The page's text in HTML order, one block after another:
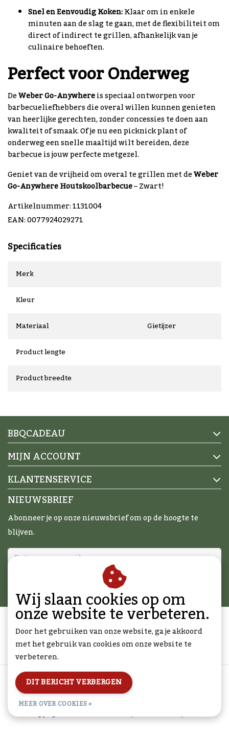
Snel en Eenvoudig Koken:Klaar om in enkele
minuten aan de slag te gaan, met de flexibiliteit om
direct of indirect te grillen, afhankelijk van je
culinaire behoeften.
Perfect voor Onderweg
DeWeber Go-Anywhereis speciaal ontworpen voor
barbecueliefhebbers die overal willen kunnen genieten
van heerlijke gerechten, zonder concessies te doen aan
kwaliteit of smaak. Of je nu een picknick plant of
onderweg een snelle maaltijd wilt bereiden, deze
barbecue is jouw perfecte metgezel.
Geniet van de vrijheid om overal te grillen met deWeber
Go-Anywhere Houtskoolbarbecue– Zwart!
Artikelnummer: 1131004
EAN: 0077924029271
Specificaties
Merk
Kleur
Materiaal
Gietijzer
Product lengte
Product breedte
BBQCADEAU
MIJN ACCOUNT
KLANTENSERVICE
NIEUWSBRIEF
Abonneer je op onze nieuwsbrief om op de hoogte te
blijven.
Algemene voorwaarden | Disclaimer
Sitemap | RSS Feed
© Copyright 2026 - BBQcadeau.nl | RealisatieInStijl Media
Wij slaan cookies op om
onze website te verbeteren.
Door het gebruiken van onze website, ga je akkoord
met het gebruik van cookies om onze website te
verbeteren.
DIT BERICHT VERBERGEN
MEER OVER COOKIES »